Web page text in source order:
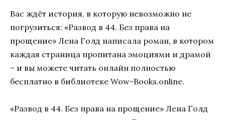
Вас ждёт история, в которую невозможно не
погрузиться: «Развод в 44. Без права на
прощение» Лена Голд написала роман, в котором
каждая страница пропитана эмоциями и драмой
– и вы можете читать онлайн полностью
бесплатно в библиотеке Wow-Books.online.
«Развод в 44. Без права на прощение» Лена Голд